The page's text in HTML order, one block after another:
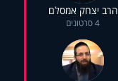
הרב יצחק אמסלם
4 סרטונים